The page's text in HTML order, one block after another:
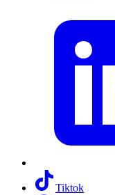
Tiktok